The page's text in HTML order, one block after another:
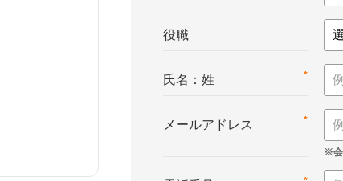
役職
*
氏名：姓
*
メールアドレス